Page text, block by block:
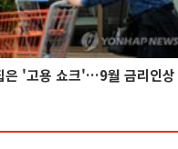
은 '고용 쇼크'…9월 금리인상